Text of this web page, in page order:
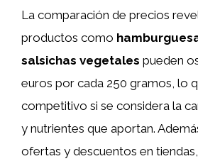
La comparación de precios
productos como
salsichas vegetales pueden
euros por cada 250 gramos, lo
competitivo si se considera la
y nutrientes que aportan.
ofertas y descuentos en